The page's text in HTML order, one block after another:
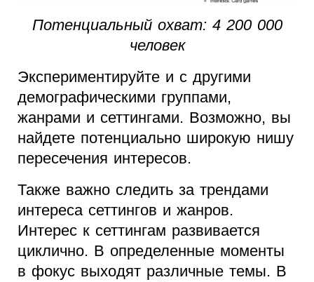
Потенциальный охват: 4 200 000
человек
Экспериментируйте и с другими
демографическими группами,
жанрами и сеттингами. Возможно, вы
найдете потенциально широкую нишу
пересечения интересов.
Также важно следить за трендами
интереса сеттингов и жанров.
Интерес к сеттингам развивается
циклично. В определенные моменты
в фокус выходят различные темы. В